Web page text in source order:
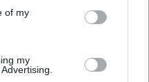
of my
my
ILYEN ALACSONY AZ
emelkedtek éves